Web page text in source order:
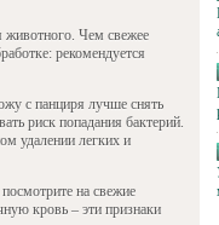
животного. Чем свежее
рекомендуется
с панциря лучше снять
риск попадания бактерий.
удалении легких и
на свежие
кровь – эти признаки